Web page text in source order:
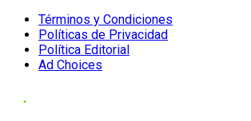
Términos y Condiciones
Políticas de Privacidad
Política Editorial
Ad Choices